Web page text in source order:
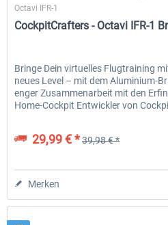
EmergencyDispatcherPro - 24h Free
0,00 € *
Octavi IFR-1
CockpitCrafters - Octavi IFR-1
Bringe Dein virtuelles Flugtraining
neues Level – mit dem Aluminium-
enger Zusammenarbeit mit den
Home-Cockpit Entwickler von
29,99 € *39,98 € *
Merken